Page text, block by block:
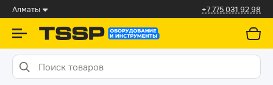
Алматы +7 775 031 92 98